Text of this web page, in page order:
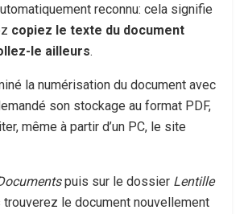
reconnu: cela signifie
copiez le texte du document
le ailleurs.
la numérisation du document avec
son stockage au format PDF,
même à partir d’un PC, le site
puis sur le dossier Lentille
trouverez le document nouvellement